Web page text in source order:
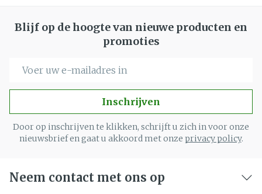
Blijf op de hoogte van nieuwe producten en
promoties
Inschrijven
Door op inschrijven te klikken, schrijft u zich in voor onze
nieuwsbrief en gaat u akkoord met onze privacy policy.
Neem contact met ons op